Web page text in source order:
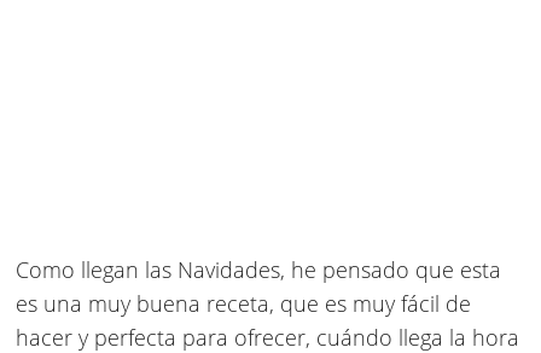
Como llegan las Navidades, he pensado que esta
es una muy buena receta, que es muy fácil de
hacer y perfecta para ofrecer, cuándo llega la hora